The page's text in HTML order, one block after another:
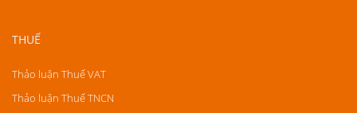
THUẾ
Thảo luận Thuế VAT
Thảo luận Thuế TNCN